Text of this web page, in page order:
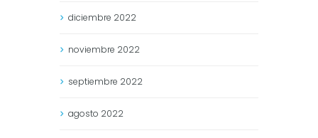
diciembre 2022
noviembre 2022
septiembre 2022
agosto 2022